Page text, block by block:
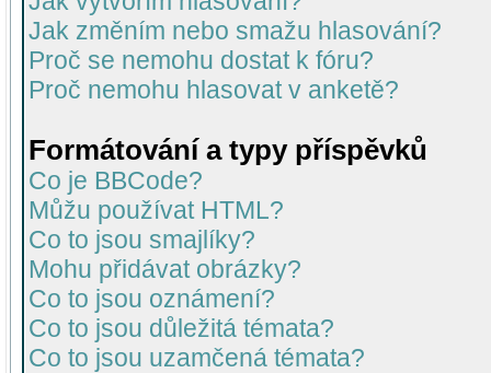
Jak změním nebo smažu hlasování?
Proč se nemohu dostat k fóru?
Proč nemohu hlasovat v anketě?
Formátování a typy příspěvků
Co je BBCode?
Můžu používat HTML?
Co to jsou smajlíky?
Mohu přidávat obrázky?
Co to jsou oznámení?
Co to jsou důležitá témata?
Co to jsou uzamčená témata?